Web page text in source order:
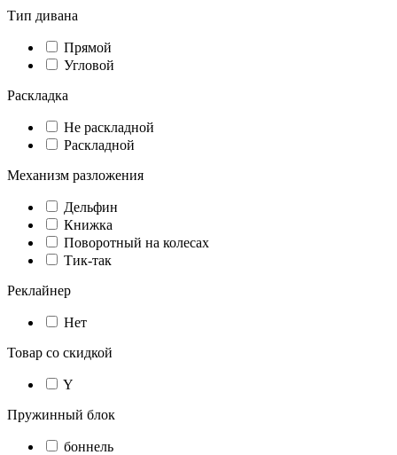
Тип дивана
Прямой
Угловой
Раскладка
Не раскладной
Раскладной
Механизм разложения
Дельфин
Книжка
Поворотный на колесах
Тик-так
Реклайнер
Нет
Товар со скидкой
Y
Пружинный блок
боннель